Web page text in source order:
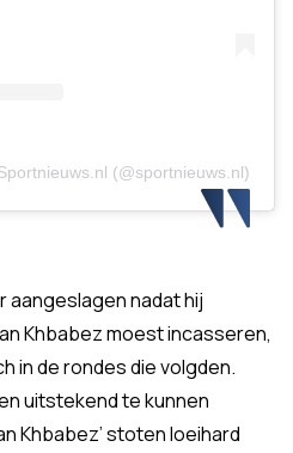
(@sportnieuws.nl)
aangeslagen nadat hij
Khbabez moest incasseren,
in de rondes die volgden.
uitstekend te kunnen
Khbabez’ stoten loeihard